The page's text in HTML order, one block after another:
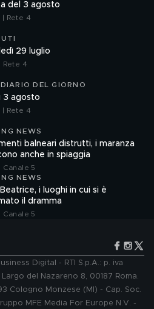
del 3 agosto
Rete 4
29 luglio
Rete 4
DEL GIORNO
3 agosto
Rete 4
NEWS
balneari distrutti, i maranza
anche in spiaggia
Canale 5
NEWS
i luoghi in cui si è
il dramma
Canale 5
Digital - RTI S.p.A.: p. iva
del Nazareno 8, 00187 Roma.
Cologno Monzese (MI) - Cap. Soc.
MFE Media For Europe N.V. -